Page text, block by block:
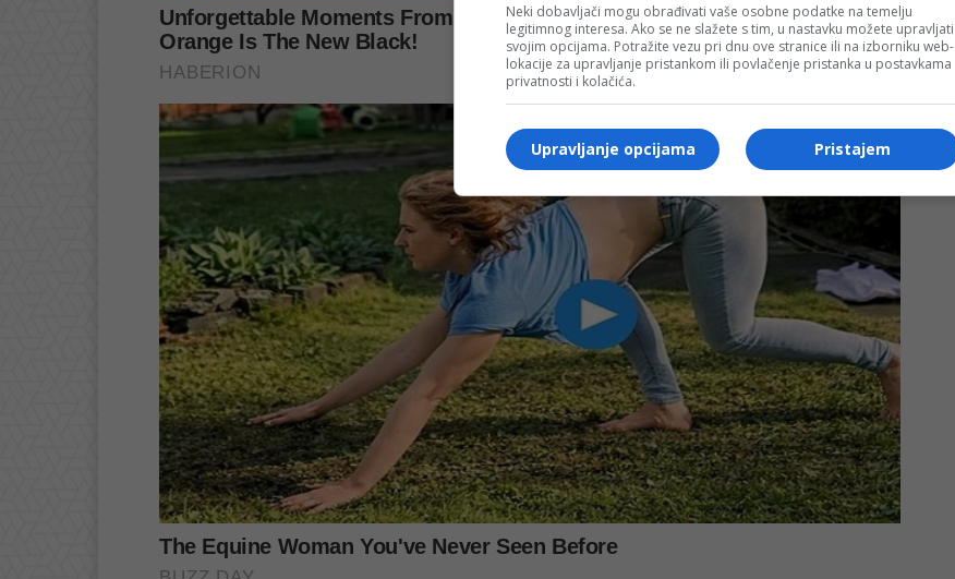
Neki dobavljači mogu obrađivati vaše osobne podatke na temelju
legitimnog interesa. Ako se ne slažete s tim, u nastavku možete upravljati
svojim opcijama. Potražite vezu pri dnu ove stranice ili na izborniku web-
lokacije za upravljanje pristankom ili povlačenje pristanka u postavkama
privatnosti i kolačića.
Pristajem
Upravljanje opcijama